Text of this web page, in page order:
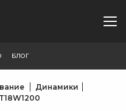
БЛОГ
Динамики